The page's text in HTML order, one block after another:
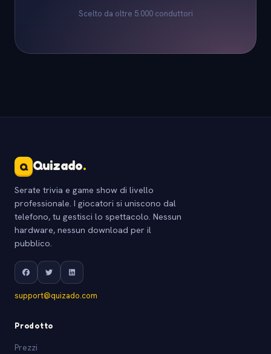
Scelto da oltre 5.000 conduttori
Q Quizado.
Serate trivia e game show di livello
professionale. I giocatori si uniscono dal
telefono, tu gestisci lo spettacolo. Nessun
hardware, nessun download per il
pubblico.
support@quizado.com
Prodotto
Prezzi